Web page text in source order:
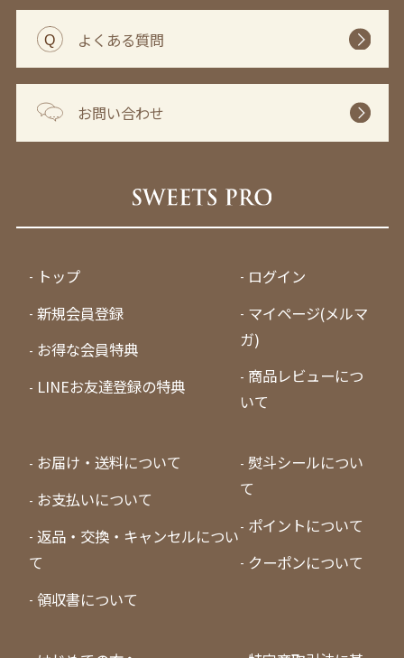
よくある質問
お問い合わせ
トップ
新規会員登録
お得な会員特典
LINEお友達登録の特典
ログイン
マイページ(メルマ
ガ)
商品レビューにつ
いて
お届け・送料について
お支払いについて
返品・交換・キャンセルについ
て
領収書について
熨斗シールについ
て
ポイントについて
クーポンについて